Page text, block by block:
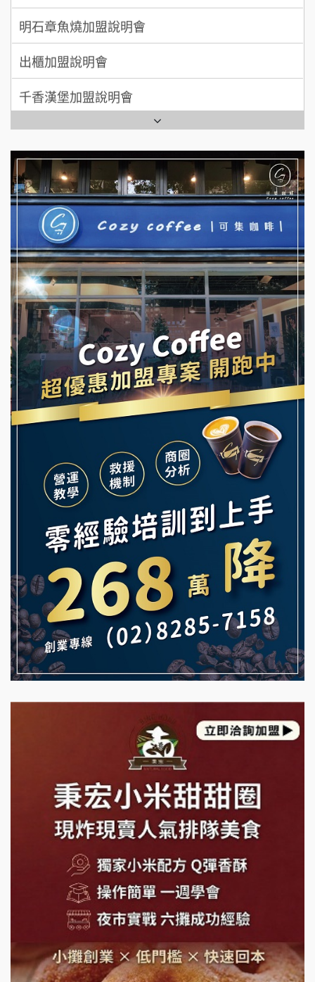
加盟預算 200萬~300萬
MUSHEN徵SPA美容芳療師
日十。早午食加盟說明會
拾鑶火鍋加盟說明會
全家加盟說明會
台灣G湯加盟說明會
彭富貴加盟說明會
NU PASTA義大利麵加盟說明會
潮鍋癮加盟說明會
蓁伙烤倆吃加盟說明會
霏等茶加盟說明會
早安山丘加盟說明會
冰封仙果加盟說明會
Ramble Café 漫步藍咖啡加盟說明會
微風亭鐵板燒加盟說明會
鮮茶道加盟說明會
【曉妍美妝】誠徵行政櫃檯
自助洗衣店誠徵代洗收送人員(台中市)
MUSHEN徵SPA美容芳療師
日十。早午食加盟說明會
拾鑶火鍋加盟說明會
明石章魚燒加盟說明會
出櫃加盟說明會
千香漢堡加盟說明會
七盞茶加盟說明會
拉亞漢堡加盟說明會
杜芳子古味茶鋪加盟說明會
優握握×酸奶大獅加盟說明會
冬城門加盟說明會
拾鑶火鍋加盟說明會
阿性情趣無人販售所加盟明會
龍涎居好湯加盟說明會
舒油頭加盟說明會
義氣豐發雞加盟說明會
Mr.Wish加盟說明會
白鬍泡泡 BOHO POPO加盟說明會
雞咕雞咕加盟說明會
TEA TOP加盟說明會
珍好味臭臭鍋加盟說明會
日十。早午食加盟說明會
莫尼早餐Morni加盟說明會
手作功夫茶加盟說明會
SHARE TEA歇腳亭加盟說明會
潮味決-湯滷專門店加盟說明會
鬍子茶加盟說明會
鮮茶道加盟說明會